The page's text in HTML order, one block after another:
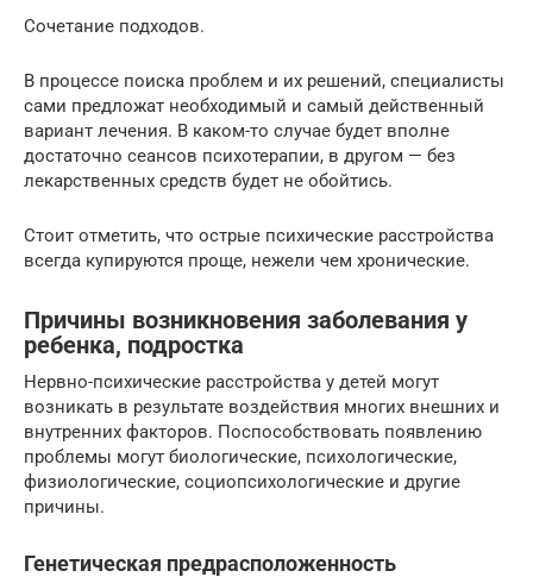
Сочетание подходов.
В процессе поиска проблем и их решений, специалисты
сами предложат необходимый и самый действенный
вариант лечения. В каком-то случае будет вполне
достаточно сеансов психотерапии, в другом — без
лекарственных средств будет не обойтись.
Стоит отметить, что острые психические расстройства
всегда купируются проще, нежели чем хронические.
Причины возникновения заболевания у
ребенка, подростка
Нервно-психические расстройства у детей могут
возникать в результате воздействия многих внешних и
внутренних факторов. Поспособствовать появлению
проблемы могут биологические, психологические,
физиологические, социопсихологические и другие
причины.
Генетическая предрасположенность